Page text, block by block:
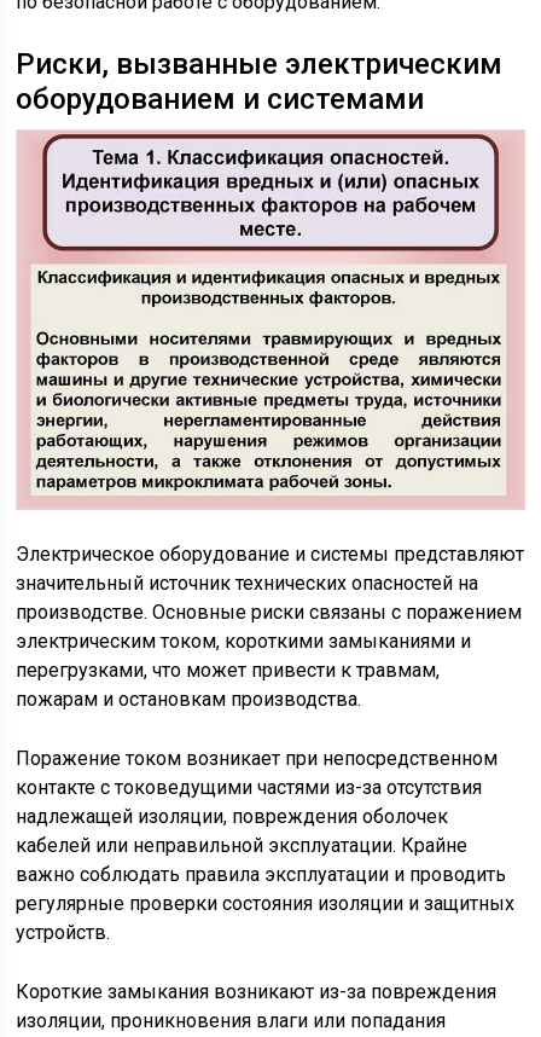
Риски, вызванные электрическим
оборудованием и системами
Электрическое оборудование и системы представляют
значительный источник технических опасностей на
производстве. Основные риски связаны с поражением
электрическим током, короткими замыканиями и
перегрузками, что может привести к травмам,
пожарам и остановкам производства.
Поражение током возникает при непосредственном
контакте с токоведущими частями из-за отсутствия
надлежащей изоляции, повреждения оболочек
кабелей или неправильной эксплуатации. Крайне
важно соблюдать правила эксплуатации и проводить
регулярные проверки состояния изоляции и защитных
устройств.
Короткие замыкания возникают из-за повреждения
изоляции, проникновения влаги или попадания